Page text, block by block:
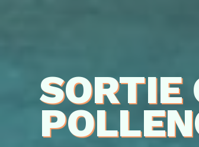
SORTIE